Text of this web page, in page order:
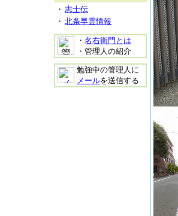
・ 志士伝
・ 北条早雲情報
・ 名右衛門とは
・管理人の紹介
勉強中の管理人に
メールを送信する